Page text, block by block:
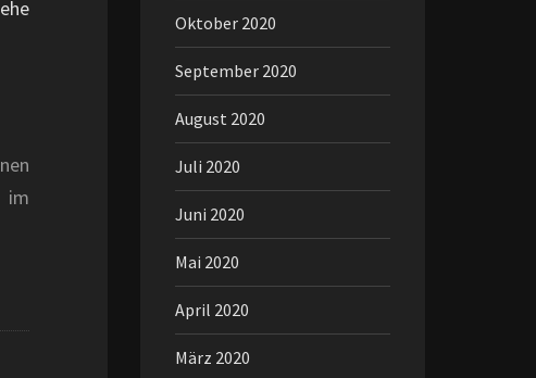
im
Oktober 2020
September 2020
August 2020
Juli 2020
Juni 2020
Mai 2020
April 2020
März 2020